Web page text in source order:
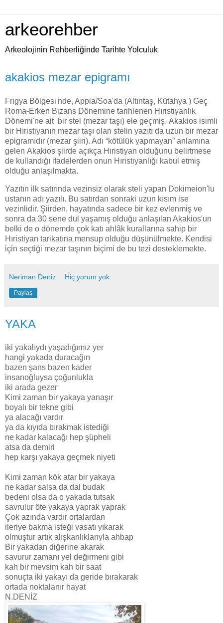
arkeorehber
Arkeolojinin Rehberliğinde Tarihte Yolculuk
akakios mezar epigramı
Frigya Bölgesi'nde, Appia/Soa'da (Altıntaş, Kütahya ) Geç
Roma-Erken Bizans Dönemine tarihlenen Hıristiyanlık
Dönemi'ne ait bir stel (mezar taşı) ele geçmiş. Akakios isimli
bir Hıristiyanın mezar taşı olan stelin yazıtı da uzun bir mezar
epigramıdır (mezar şiiri). Adı “kötülük yapmayan” anlamına
gelen Akakios şiirde açıkça Hıristiyan olduğunu belirtmese
de kullandığı ifadelerden onun Hıristiyanlığı kabul etmiş
olduğu anlaşılmakta.
Yazıtın ilk satırında vezinsiz olarak steli yapan Dokimeion'lu
ustanın adı yazılı. Bu satırdan sonraki uzun kısım ise
vezinlidir. Şiirden, hayatında sadece bir kez evlenmiş ve
sonra da 30 sene dul yaşamış olduğu anlaşılan Akakios'un
belki de o dönemde çok katı ahlâk kurallarına sahip bir
Hıristiyan tarikatına mensup olduğu düşünülmekte. Kendisi
için seçtiği mezar taşının biçimi de bu tezi desteklemekte.
Neriman Deniz Hiç yorum yok:
Paylaş
YAKA
iki yakalıydı yaşadığımız yer
hangi yakada duracağın
bazen şans bazen kader
insanoğluysa çoğunlukla
iki arada gezer
Kimi zaman bir yakaya yanaşır
boyalı bir tekne gibi
ya alacağı vardır
ya da kıyıda bırakmak istediği
ne kadar kalacağı hep şüpheli
atsa da demiri
hep karşı yakaya geçmek niyeti
Kimi zaman kök atar bir yakaya
ne kadar salsa da dal budak
bedeni olsa da o yakada tutsak
savrulur öte yakaya yaprak yaprak
Çok azında vardır ortalardan
ileriye bakma isteği vasatı yıkarak
olmuştur artık alışkanlıklarıyla ahbap
Bir yakadan diğerine akarak
savurur zamanı yel değirmeni gibi
kah bir mevsim kah bir saat
sonuçta iki yakayı da geride bırakarak
ortada noktalanır hayat
N.DENİZ